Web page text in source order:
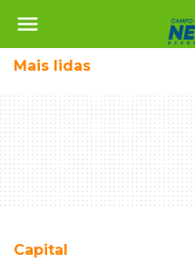
menu
Mais lidas
Capital